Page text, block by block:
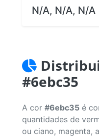
N/A, N/A, N/A
#6ebc35
A cor #6ebc35 é
quantidades de
ou ciano, magenta,